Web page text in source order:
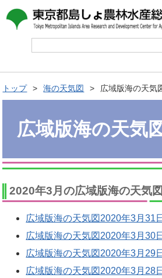
トップ 海の天気図 広域版海の天気
広域版海の天気
2020年3月の広域版海の天気図
広域版海の天気図2020年3月31日
広域版海の天気図2020年3月30日
広域版海の天気図2020年3月29日
広域版海の天気図2020年3月28日